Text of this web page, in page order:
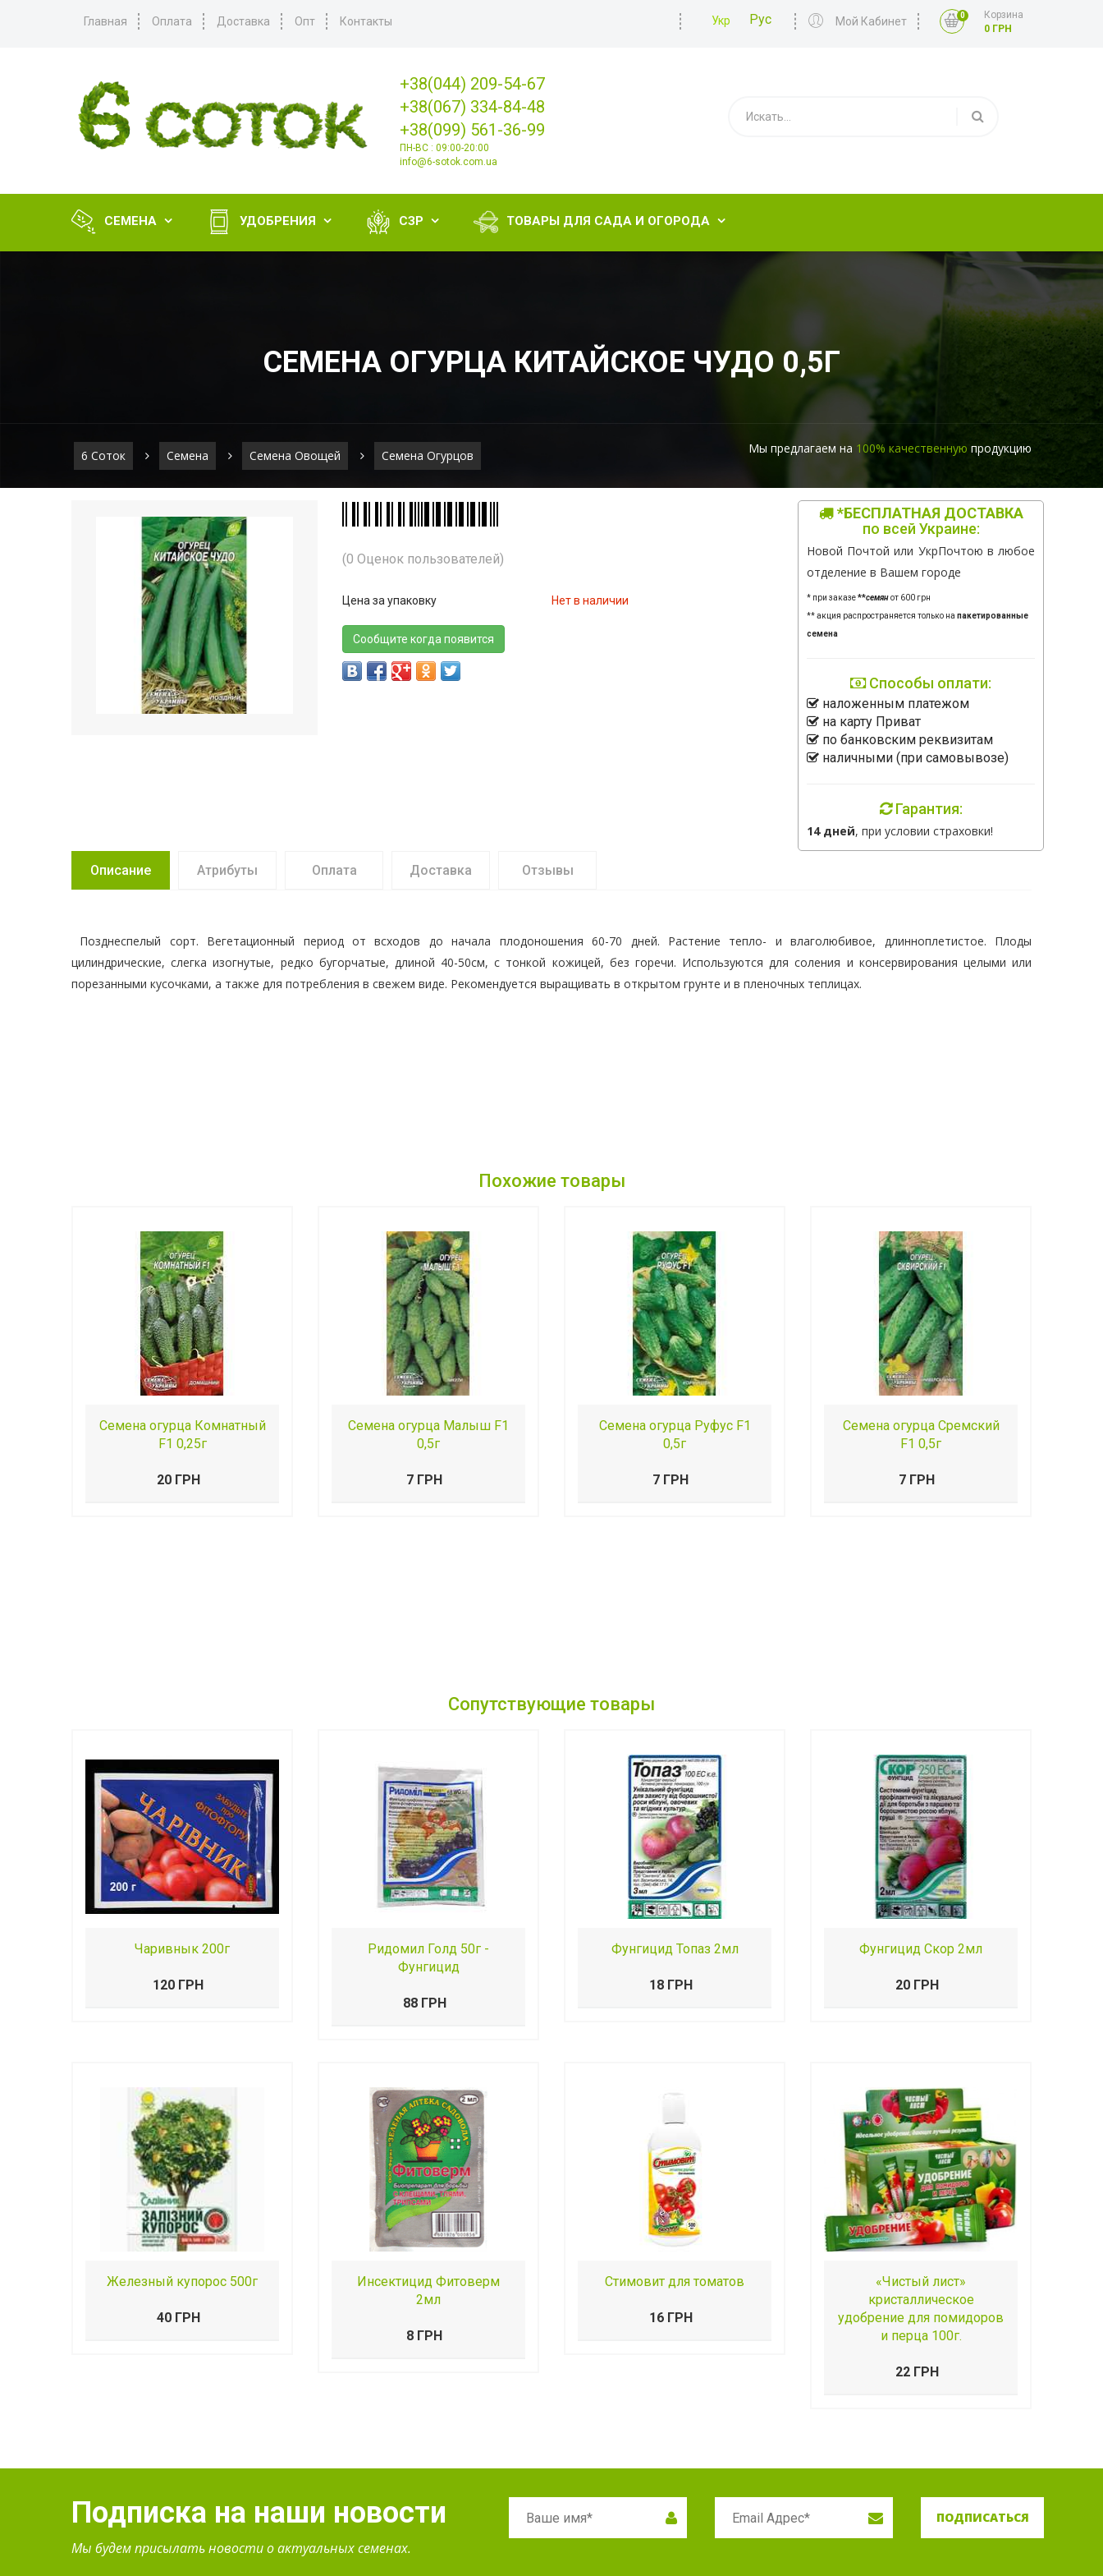
Главная Оплата Доставка Опт Контакты Укр Рус Мой Кабинет 0
Корзина
0 ГРН
+38(044) 209-54-67
+38(067) 334-84-48
+38(099) 561-36-99
ПН-ВС : 09:00-20:00
info@6-sotok.com.ua
СЕМЕНА  УДОБРЕНИЯ  СЗР  ТОВАРЫ ДЛЯ САДА И ОГОРОДА 
СЕМЕНА ОГУРЦА КИТАЙСКОЕ ЧУДО 0,5Г
6 Соток Семена Семена Овощей Семена Огурцов Мы предлагаем на 100% качественную продукцию
(0 Оценок пользователей)
Цена за упаковку Нет в наличии
Сообщите когда появится
*БЕСПЛАТНАЯ ДОСТАВКА
по всей Украине:
Новой Почтой или УкрПочтою в любое
отделение в Вашем городе
* при заказе**семянот 600 грн
** акция распространяется только на пакетированные
семена
Способы оплати:
наложенным платежом
на карту Приват
по банковским реквизитам
наличными (при самовывозе)
Гарантия:
14 дней, при условии страховки!
Описание Атрибуты Оплата Доставка Отзывы
Позднеспелый сорт. Вегетационный период от всходов до начала плодоношения 60-70 дней. Растение тепло- и влаголюбивое, длинноплетистое. Плоды
цилиндрические, слегка изогнутые, редко бугорчатые, длиной 40-50см, с тонкой кожицей, без горечи. Используются для соления и консервирования целыми или
порезанными кусочками, а также для потребления в свежем виде. Рекомендуется выращивать в открытом грунте и в пленочных теплицах.
Похожие товары
Семена огурца Комнатный
F1 0,25г
20 ГРН
Семена огурца Малыш F1
0,5г
7 ГРН
Семена огурца Руфус F1
0,5г
7 ГРН
Семена огурца Сремский
F1 0,5г
7 ГРН
Сопутствующие товары
Чаривнык 200г
120 ГРН
Ридомил Голд 50г -
Фунгицид
88 ГРН
Фунгицид Топаз 2мл
18 ГРН
Фунгицид Скор 2мл
20 ГРН
Железный купорос 500г
40 ГРН
Инсектицид Фитоверм
2мл
8 ГРН
Стимовит для томатов
16 ГРН
«Чистый лист»
кристаллическое
удобрение для помидоров
и перца 100г.
22 ГРН
Подписка на наши новости
Мы будем присылать новости о актуальных семенах.
ПОДПИСАТЬСЯ